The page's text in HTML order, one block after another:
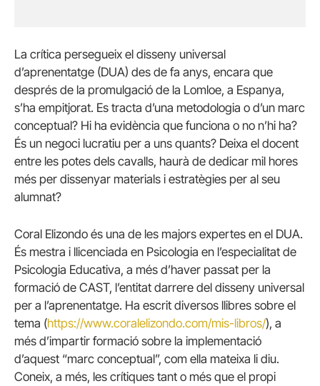
La crítica persegueix el disseny universal
d’aprenentatge (DUA) des de fa anys, encara que
després de la promulgació de la Lomloe, a Espanya,
s’ha empitjorat. Es tracta d’una metodologia o d’un marc
conceptual? Hi ha evidència que funciona o no n’hi ha?
És un negoci lucratiu per a uns quants? Deixa el docent
entre les potes dels cavalls, haurà de dedicar mil hores
més per dissenyar materials i estratègies per al seu
alumnat?
Coral Elizondo és una de les majors expertes en el DUA.
És mestra i llicenciada en Psicologia en l’especialitat de
Psicologia Educativa, a més d’haver passat per la
formació de CAST, l’entitat darrere del disseny universal
per a l’aprenentatge. Ha escrit diversos llibres sobre el
tema (https://www.coralelizondo.com/mis-libros/), a
més d’impartir formació sobre la implementació
d’aquest “marc conceptual”, com ella mateixa li diu.
Coneix, a més, les crítiques tant o més que el propi